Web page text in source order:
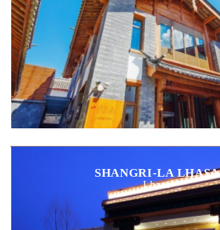
SHANGRI-LA LHASA
Lhasa